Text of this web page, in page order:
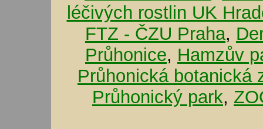
léčivých rostlin UK
FTZ - ČZU Praha,
Průhonice, Hamzův
Průhonická botanická
Průhonický park,